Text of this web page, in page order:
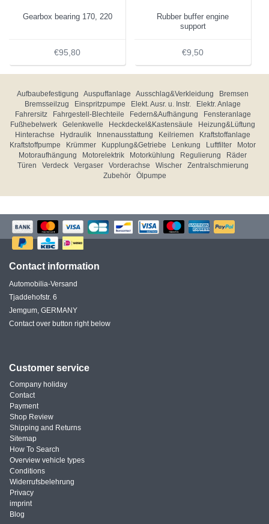
Gearbox bearing 170, 220
€95,80
Rubber buffer engine
support
€9,50
Aufbaubefestigung Auspuffanlage Ausschlag&Verkleidung
Bremsen
Bremsseilzug
Einspritzpumpe Elekt. Ausr. u. Instr.
Elektr. Anlage
Fahrersitz
Fahrgestell-Blechteile Federn&Aufhängung
Fensteranlage
Fußhebelwerk
Gelenkwelle Heckdeckel&Kastensäule
Heizung&Lüftung
Hinterachse
Hydraulik Innenausstattung Keilriemen
Kraftstoffanlage
Kraftstoffpumpe
Krümmer Kupplung&Getriebe Lenkung Luftfilter
Motor
Motoraufhängung
Motorelektrik Motorkühlung Regulierung
Räder
Türen
Verdeck Vergaser Vorderachse Wischer
Zentralschmierung
Zubehör
Ölpumpe
Contact information
Automobilia-Versand
Tjaddehofstr. 6
Jemgum, GERMANY
Contact over button right below
Customer service
Company holiday
Contact
Payment
Shop Review
Shipping and Returns
Sitemap
How To Search
Overview vehicle types
Conditions
Widerrufsbelehrung
Privacy
imprint
Blog